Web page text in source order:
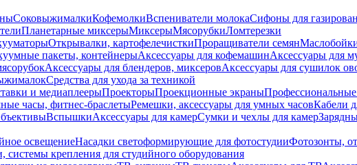
СоковыжималкиКофемолкиВспениватели молокаСифоны для
Планетарные миксерыМиксерыМясорубкиЛомтерезки
Открывалки, картофелечисткиПроращиватели семян
пакеты, контейнерыАксессуары для кофемашинАксессуары для
Аксессуары для блендеров, миксеровАксессуары для сушилок
Средства для ухода за техникой
и медиаплеерыПроекторыПроекционные экраны
часы, фитнес-браслетыРемешки, аксессуары для умных часовКабели
ВспышкиАксессуары для камерСумки и чехлы для камер
освещениеНасадки светоформирующие для фотостудииФотозонты,
системы крепления для студийного оборудования